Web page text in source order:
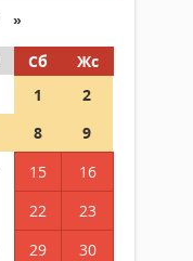
»
Сб
Жс
1
2
8
9
15
16
22
23
29
30